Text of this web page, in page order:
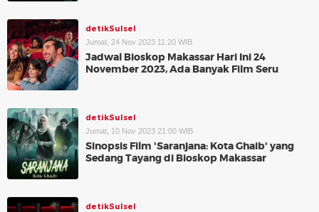
detikSulsel
Jumat, 24 Nov 2023 11:20 WIB
Jadwal Bioskop Makassar Hari Ini 24
November 2023, Ada Banyak Film Seru
detikSulsel
Jumat, 10 Nov 2023 21:00 WIB
Sinopsis Film 'Saranjana: Kota Ghaib' yang
Sedang Tayang di Bioskop Makassar
detikSulsel